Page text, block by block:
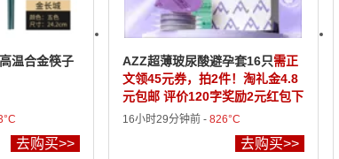
温合金筷子
去购买>>
AZZ超薄玻尿酸避孕套16只需正
文领45元券，拍2件！淘礼金4.8
元包邮 评价120字奖励2元红包下
单可见
16小时29分钟前 - 826°C
去购买>>